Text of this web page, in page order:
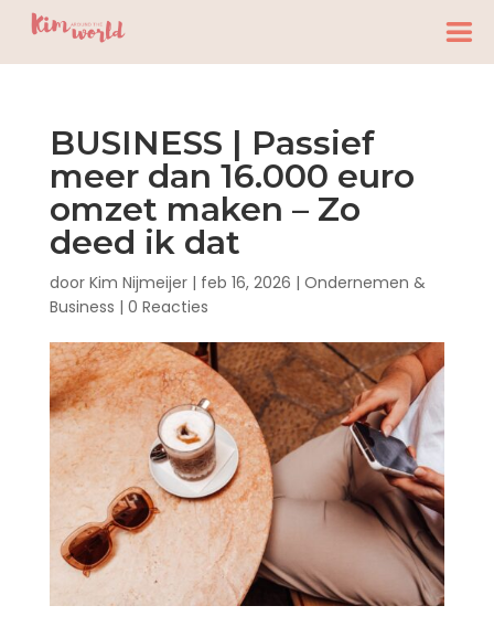
BUSINESS | Passief
meer dan 16.000 euro
omzet maken – Zo
deed ik dat
door Kim Nijmeijer| feb 16, 2026 | Ondernemen &
Business | 0 Reacties